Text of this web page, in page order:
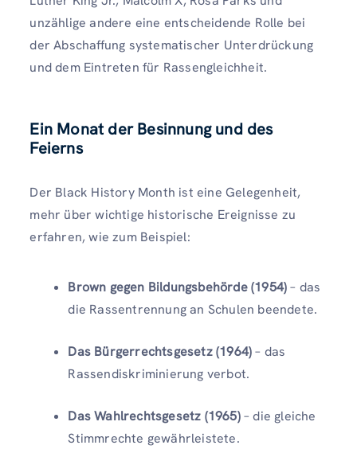
unzählige andere eine entscheidende Rolle bei
der Abschaffung systematischer Unterdrückung
und dem Eintreten für Rassengleichheit.
Ein Monat der Besinnung und des
Feierns
Der Black History Month ist eine Gelegenheit,
mehr über wichtige historische Ereignisse zu
erfahren, wie zum Beispiel:
Brown gegen Bildungsbehörde (1954)– das
die Rassentrennung an Schulen beendete.
Das Bürgerrechtsgesetz (1964)– das
Rassendiskriminierung verbot.
Das Wahlrechtsgesetz (1965)– die gleiche
Stimmrechte gewährleistete.